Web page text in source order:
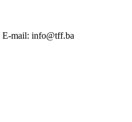
E-mail: info@tff.ba